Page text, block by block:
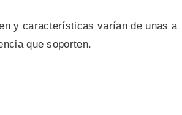
y características varían de unas a
que soporten.